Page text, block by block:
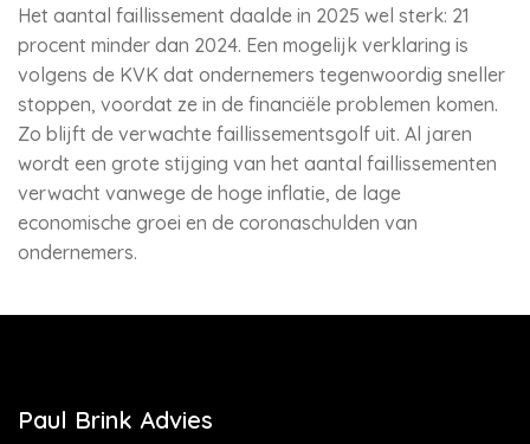
Het aantal faillissement daalde in 2025 wel sterk: 21
procent minder dan 2024. Een mogelijk verklaring is
volgens de KVK dat ondernemers tegenwoordig sneller
stoppen, voordat ze in de financiële problemen komen.
Zo blijft de verwachte faillissementsgolf uit. Al jaren
wordt een grote stijging van het aantal faillissementen
verwacht vanwege de hoge inflatie, de lage
economische groei en de coronaschulden van
ondernemers.
Paul Brink Advies